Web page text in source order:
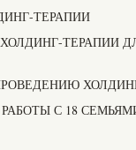
ТЕРАПИИ
ТЕРАПИИ
РАБОТЫ С 18